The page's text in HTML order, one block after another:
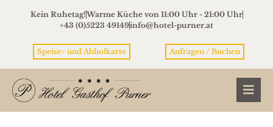
Kein Ruhetag!Warme Küche von 11:00 Uhr - 21:00 Uhr
+43 (0)5223 49149info@hotel-purner.at
Speise- und Abholkarte Anfragen / Buchen